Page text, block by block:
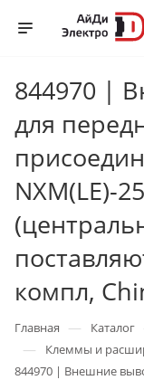
844970 |
для
NXM(LE)-
компл,
Главная — Каталог
— Клеммы и
844970 | Внешние